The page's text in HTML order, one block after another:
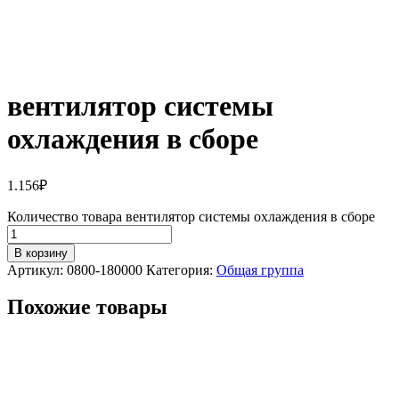
вентилятор системы
охлаждения в сборе
1.156₽
Количество товара вентилятор системы охлаждения в сборе
В корзину
Артикул: 0800-180000 Категория: Общая группа
Похожие товары